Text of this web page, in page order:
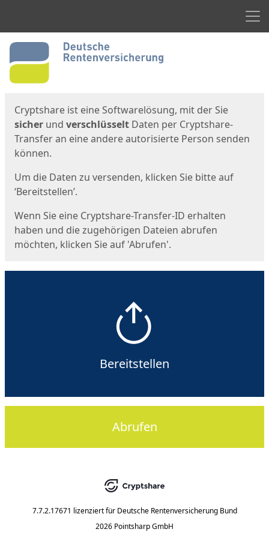
Start
Cryptshare ist eine Softwarelösung, mit der Sie
sicher und verschlüsselt Daten per Cryptshare-
Transfer an eine andere autorisierte Person senden
können.
Um die Daten zu versenden, klicken Sie bitte auf
‘Bereitstellen’.
Wenn Sie eine Cryptshare-Transfer-ID erhalten
haben und die zugehörigen Dateien abrufen
möchten, klicken Sie auf 'Abrufen'.
Bereitstellen
Abrufen
7.7.2.17671 lizenziert für Deutsche Rentenversicherung Bund
2026 Pointsharp GmbH